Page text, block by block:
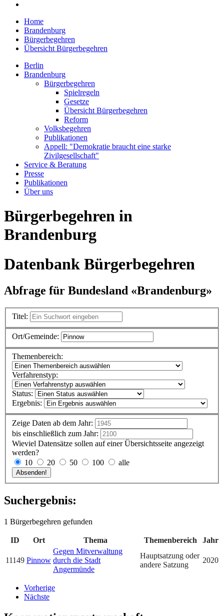
Home
Brandenburg
Bürgerbegehren
Übersicht Bürgerbegehren
Berlin
Brandenburg
Bürgerbegehren
Spielregeln
Gesetze
Übersicht Bürgerbegehren
Reform
Volksbegehren
Publikationen
Appell: "Demokratie braucht eine starke
Zivilgesellschaft"
Service & Beratung
Presse
Publikationen
Über uns
Bürgerbegehren in
Brandenburg
Datenbank Bürgerbegehren
Abfrage für Bundesland «Brandenburg»
Titel:
Ort/Gemeinde:
Themenbereich:
Verfahrenstyp:
Status:
Ergebnis:
Zeige Daten ab dem Jahr:
bis einschließlich zum Jahr:
Wieviel Datensätze sollen auf einer Übersichtsseite angezeigt
werden?
10
20 50 100 alle
Suchergebnis:
1 Bürgerbegehren gefunden
ID Ort Thema Themenbereich Jahr
11149 Pinnow
Gegen Mitverwaltung
durch die Stadt
Angermünde
Hauptsatzung oder
andere Satzung
2020
Vorherige
Nächste